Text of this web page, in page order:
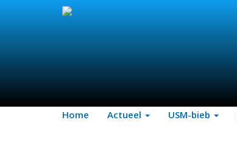
Home Actueel USM-bieb